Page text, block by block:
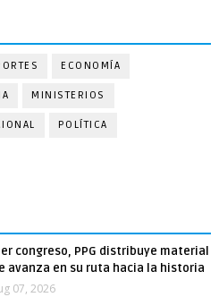
ECONOMÍA
MINISTERIOS
POLÍTICA
congreso, PPG distribuye material
avanza en su ruta hacia la historia
07, 2026